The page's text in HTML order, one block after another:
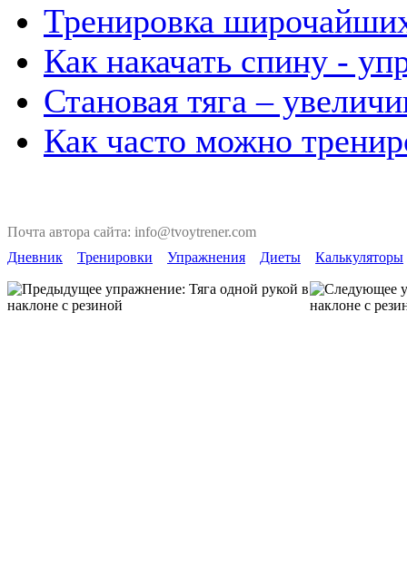
Тренировка
Как накачать спину -
Становая тяга –
Как часто можно
Почта автора сайта: info@tvoytrener.com
Дневник
Тренировки Упражнения Диеты Калькуляторы